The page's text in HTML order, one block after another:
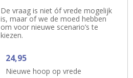
De vraag is niet óf vrede mogelijk
is, maar of we de moed hebben
om voor nieuwe scenario’s te
kiezen.
24,95
Nieuwe hoop op vrede